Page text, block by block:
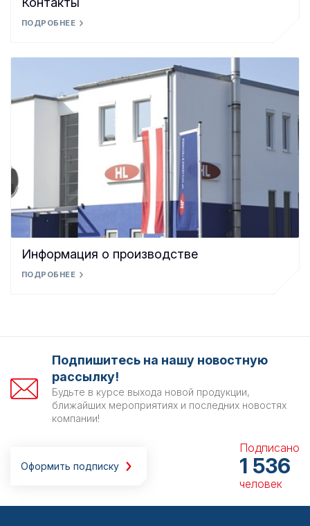
ПОДРОБНЕЕ
Информация о производстве
ПОДРОБНЕЕ
Подпишитесь на нашу новостную
рассылку!
Будьте в курсе выхода новой продукции,
ближайших мероприятиях и последних новостях
компании!
Оформить подписку
Подписано
1 536
человек